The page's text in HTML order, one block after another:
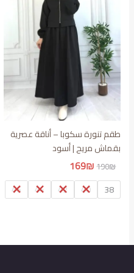
طقم تنورة سكوبا – أناقة عصرية
بقماش مريح | أسود
190₪ السعر
الأصلي
هو:
190₪.
169₪ السعر
الحالي
هو:
169₪.
38
40
42
44
46